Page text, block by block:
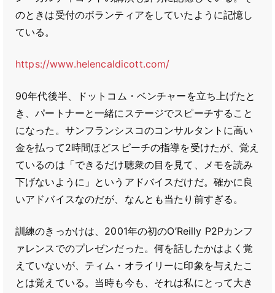
のときは受付のボランティアをしていたように記憶し
ている。
https://www.helencaldicott.com/
90年代後半、ドットコム・ベンチャーを立ち上げたと
き、パートナーと一緒にステージでスピーチすること
になった。サンフランシスコのコンサルタントに高い
金を払って2時間ほどスピーチの指導を受けたが、覚え
ているのは「できるだけ聴衆の目を見て、メモを読み
下げないように」というアドバイスだけだ。確かに良
いアドバイスなのだが、なんとも当たり前すぎる。
訓練のきっかけは、2001年の初のO’Reilly P2Pカンフ
ァレンスでのプレゼンだった。何を話したかはよく覚
えていないが、ティム・オライリーに印象を与えたこ
とは覚えている。当時も今も、それは私にとって大き